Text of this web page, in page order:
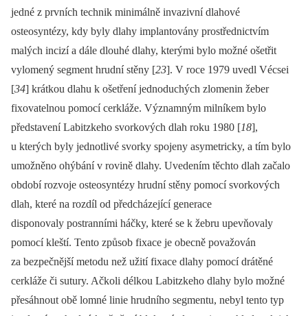
jedné z prvních technik minimálně invazivní dlahové
osteosyntézy, kdy byly dlahy implantovány prostřednictvím
malých incizí a dále dlouhé dlahy, kterými bylo možné ošetřit
vylomený segment hrudní stěny [23]. V roce 1979 uvedl Vécsei
[34] krátkou dlahu k ošetření jednoduchých zlomenin žeber
fixovatelnou pomocí cerkláže. Významným milníkem bylo
představení Labitzkeho svorkových dlah roku 1980 [18],
u kterých byly jednotlivé svorky spojeny asymetricky, a tím bylo
umožněno ohýbání v rovině dlahy. Uvedením těchto dlah začalo
období rozvoje osteosyntézy hrudní stěny pomocí svorkových
dlah, které na rozdíl od předcházející generace
disponovaly postranními háčky, které se k žebru upevňovaly
pomocí kleští. Tento způsob fixace je obecně považován
za bezpečnější metodu než užití fixace dlahy pomocí drátěné
cerkláže či sutury. Ačkoli délkou La­bitzkeho dlahy bylo možné
přesáhnout obě lomné linie hrudního segmentu, nebyl tento typ